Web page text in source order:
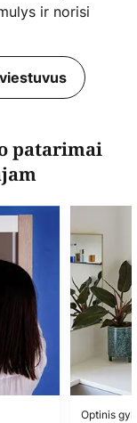
ir norisi
patarimai
Optinis